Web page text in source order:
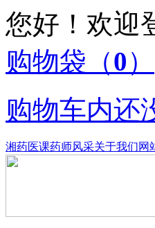
您好！欢
购物袋 （0）
购物车内还
湘药医课药师风采关于我们网